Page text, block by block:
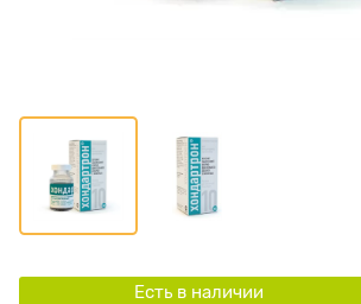
Есть в наличии